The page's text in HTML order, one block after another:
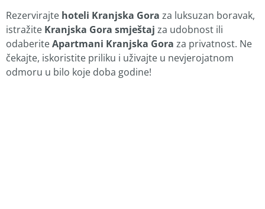
Rezervirajte hoteli Kranjska Gora za luksuzan boravak,
istražite Kranjska Gora smještaj za udobnost ili
odaberiteApartmani Kranjska Gora za privatnost. Ne
čekajte, iskoristite priliku i uživajte u nevjerojatnom
odmoru u bilo koje doba godine!